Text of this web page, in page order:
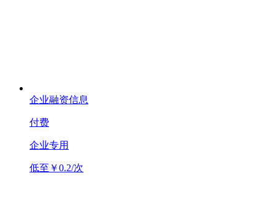
企业融资信息
付费
企业专用
低至￥0.2/次